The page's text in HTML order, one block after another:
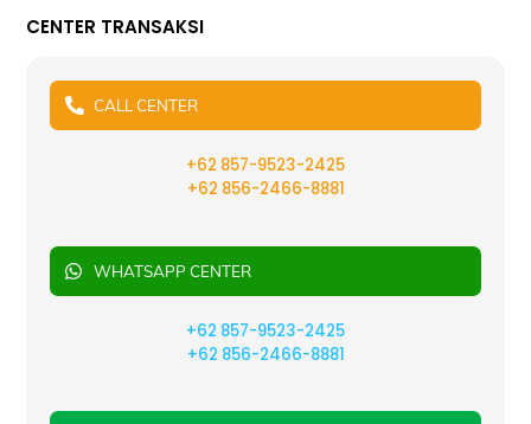
CENTER TRANSAKSI
CALL CENTER
+62 857-9523-2425
+62 856-2466-8881
WHATSAPP CENTER
+62 857-9523-2425
+62 856-2466-8881